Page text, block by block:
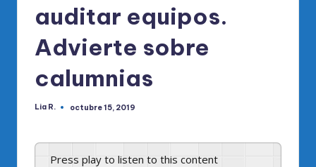
auditar equipos.
Advierte sobre
calumnias
Publicado
Lia R. octubre 15, 2019
Press play to listen to this content